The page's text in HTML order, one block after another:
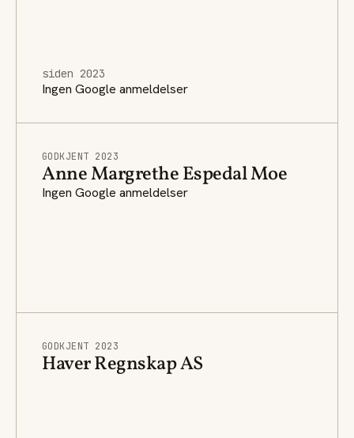
siden 2023
Ingen Google anmeldelser
GODKJENT 2023
Anne Margrethe Espedal Moe
Ingen Google anmeldelser
GODKJENT 2023
Haver Regnskap AS